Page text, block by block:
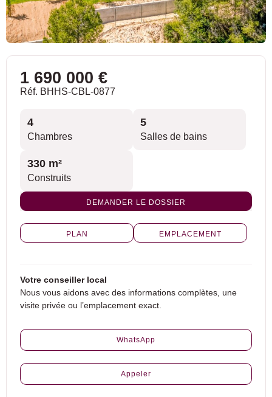
1 690 000 €
Réf. BHHS-CBL-0877
4
Chambres
5
Salles de bains
330 m²
Construits
DEMANDER LE DOSSIER
PLAN EMPLACEMENT
Votre conseiller local
Nous vous aidons avec des informations complètes, une
visite privée ou l’emplacement exact.
WhatsApp
Appeler